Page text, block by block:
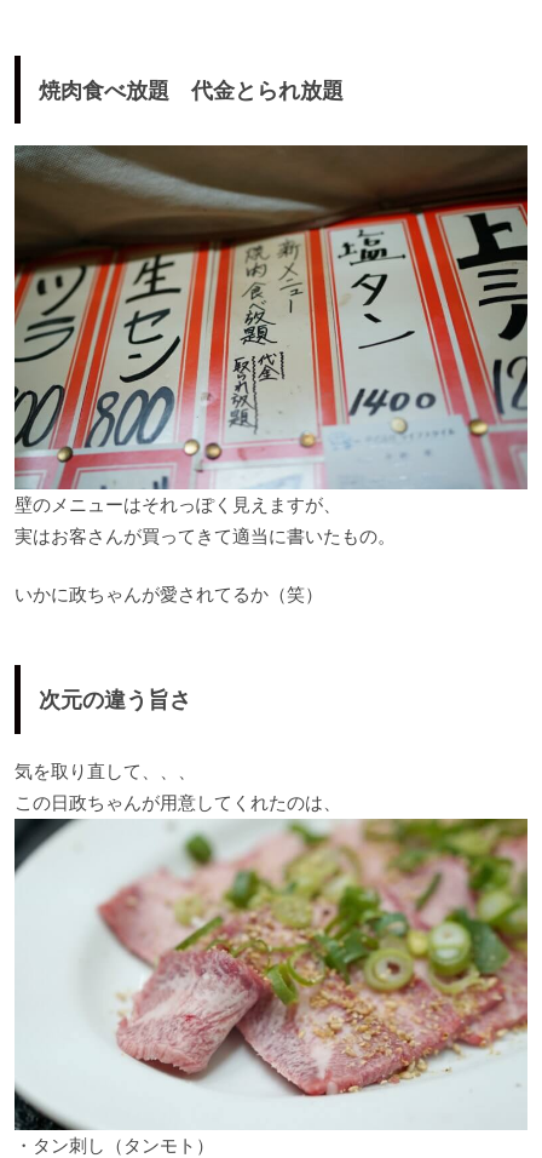
焼肉食べ放題 代金とられ放題
壁のメニューはそれっぽく見えますが、
実はお客さんが買ってきて適当に書いたもの。
いかに政ちゃんが愛されてるか（笑）
次元の違う旨さ
気を取り直して、、、
この日政ちゃんが用意してくれたのは、
・タン刺し（タンモト）